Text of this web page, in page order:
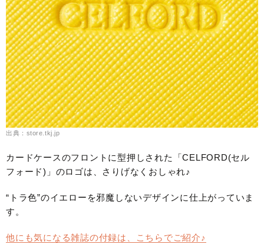
出典：store.tkj.jp
カードケースのフロントに型押しされた「CELFORD(セル
フォード)」のロゴは、さりげなくおしゃれ♪
“トラ色”のイエローを邪魔しないデザインに仕上がっていま
す。
他にも気になる雑誌の付録は、こちらでご紹介♪